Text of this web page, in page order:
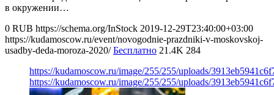
в окружении…
0 RUB https://schema.org/InStock 2019-12-29T23:40:00+03:00
https://kudamoscow.ru/event/novogodnie-prazdniki-v-moskovskoj-
usadby-deda-moroza-2020/ Бесплатно 21.4K 284
https://kudamoscow.ru/image/255/255/uploads/
https://kudamoscow.ru/image/255/255/uploads/